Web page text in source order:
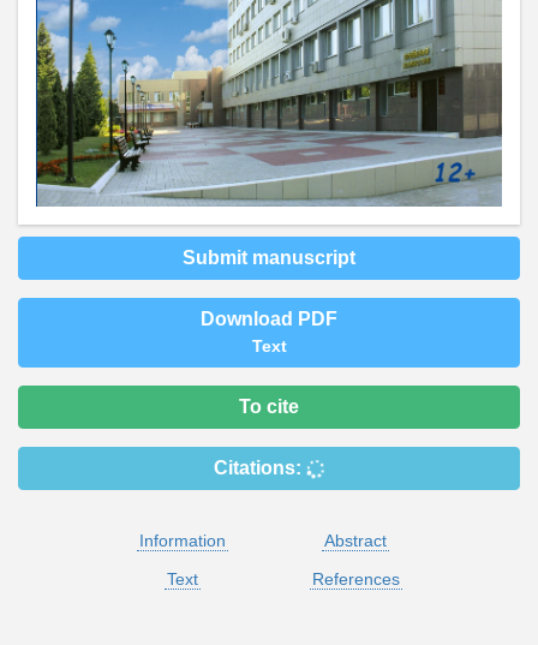
Submit manuscript
Download PDF
Text
To cite
Citations:
Information
Abstract
Text
References